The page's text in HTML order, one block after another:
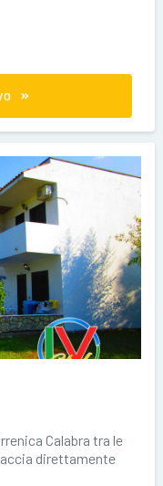
Calabra tra le
direttamente